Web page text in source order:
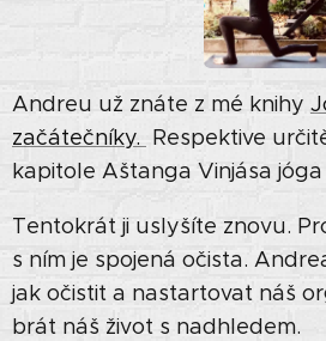
Andreu už znáte z mé knihy
začátečníky. Respektive
kapitole Aštanga Vinjása
Tentokrát ji uslyšíte znovu.
s ním je spojená očista.
jak očistit a nastartovat náš
brát náš život s nadhledem.